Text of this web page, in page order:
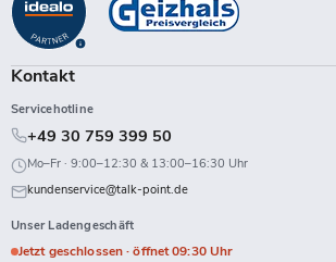
FacebookInstagramLinkedInTikTokTwitch
Kontakt
Servicehotline
+49 30 759 399 50
Mo–Fr · 9:00–12:30 & 13:00–16:30 Uhr
kundenservice@talk-point.de
Unser Ladengeschäft
Jetzt geschlossen · öffnet 09:30 Uhr